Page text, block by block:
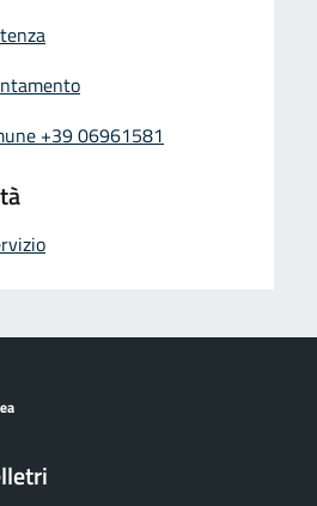
+39 06961581